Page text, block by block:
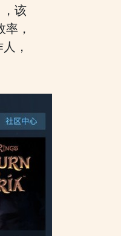
该
，
，